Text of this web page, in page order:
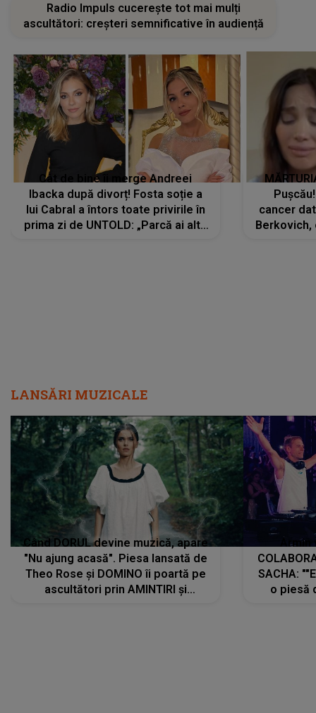
Radio Impuls cucerește tot mai mulți
ascultători: creșteri semnificative în audiență
Cât de bine îi merge Andreei
Ibacka după divorț! Fosta soție a
lui Cabral a întors toate privirile în
prima zi de UNTOLD: „Parcă ai altă
cancer
Berkovich,
LANSĂRI MUZICALE
Când DORUL devine muzică, apare
"Nu ajung acasă". Piesa lansată de
Theo Rose și DOMINO îi poartă pe
ascultători prin AMINTIRI și
SACHA:
o piesă